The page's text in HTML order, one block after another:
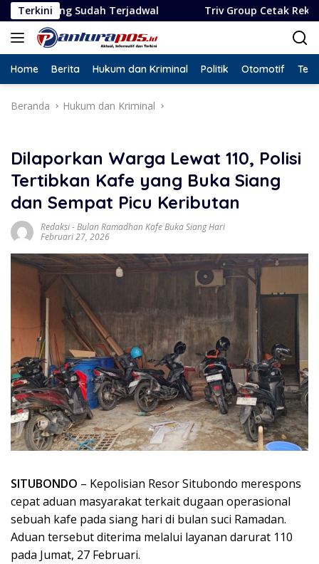
Langsung
ke
konten
Terkini
Terjadwal Triv Group Cetak Rekor Lima
Home Berita Hukum dan Kriminal Politik Otomotif
Beranda Hukum dan Kriminal
Dilaporkan Warga Lewat 110, Polisi
Tertibkan Kafe yang Buka Siang
dan Sempat Picu Keributan
Redaksi-Bulan Ramadhan Kafe Buka Siang Hari
Februari 27, 2026
SITUBONDO – Kepolisian Resor Situbondo merespons
cepat aduan masyarakat terkait dugaan operasional
sebuah kafe pada siang hari di bulan suci Ramadan.
Aduan tersebut diterima melalui layanan darurat 110
pada Jumat, 27 Februari.